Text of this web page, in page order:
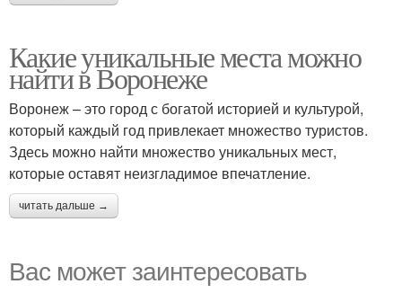
Какие уникальные места можно
найти в Воронеже
Воронеж – это город с богатой историей и культурой,
который каждый год привлекает множество туристов.
Здесь можно найти множество уникальных мест,
которые оставят неизгладимое впечатление.
читать дальше →
Вас может заинтересовать